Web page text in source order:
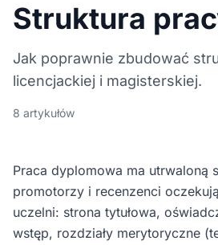
Struktura
Jak poprawnie zbudować
licencjackiej i magisterskiej.
8 artykułów
Praca dyplomowa ma utrwaloną
promotorzy i recenzenci
uczelni: strona tytułowa,
wstęp, rozdziały merytoryczne